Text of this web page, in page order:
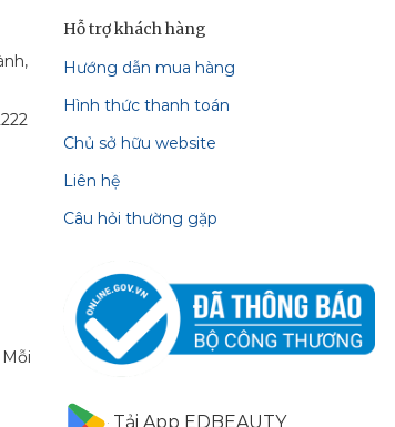
Hỗ trợ khách hàng
Hướng dẫn mua hàng
Hình thức thanh toán
Chủ sở hữu website
Liên hệ
Câu hỏi thường gặp
Tải App EDBEAUTY